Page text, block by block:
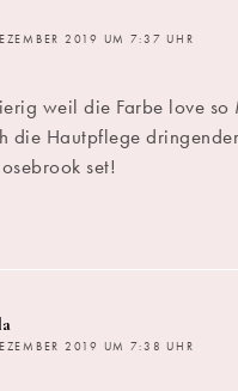
2019 UM 7:37 UHR
weil die Farbe love so
die Hautpflege dringender
set!
2019 UM 7:38 UHR